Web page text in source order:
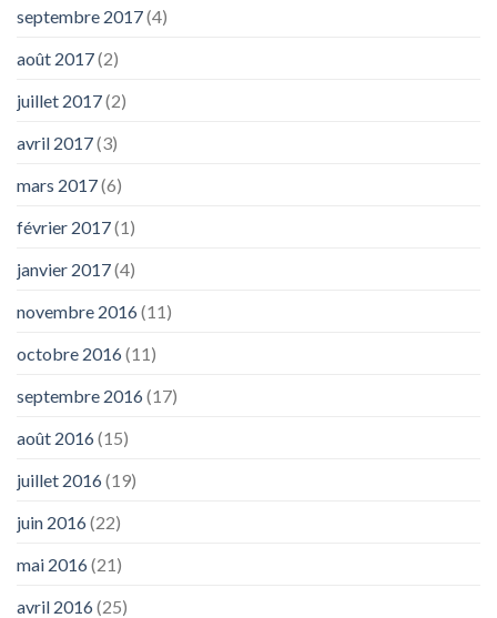
septembre 2017(4)
août 2017(2)
juillet 2017(2)
avril 2017(3)
mars 2017(6)
février 2017(1)
janvier 2017(4)
novembre 2016(11)
octobre 2016(11)
septembre 2016(17)
août 2016(15)
juillet 2016(19)
juin 2016(22)
mai 2016(21)
avril 2016(25)